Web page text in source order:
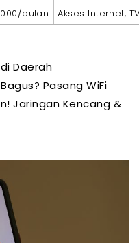
bulan Akses Internet,
Daerah
Pasang WiFi
Jaringan Kencang &